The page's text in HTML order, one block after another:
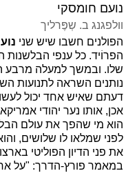
נועם חומסקי
וולפגנג ב. שְפֶּרליך
הפולנים חשבו שיש שני
הפרוֹיד. כל ענפי
שלו. ובמשך למעלה מרבע
נותנים השראה לתנועות
דעתם שאיש אחד יכול
אכן, אותו נער יהודי
הוא מי שהפך את עולם
את פני הדיון הפוליטי
במאמר פורץ-הדרך: "על